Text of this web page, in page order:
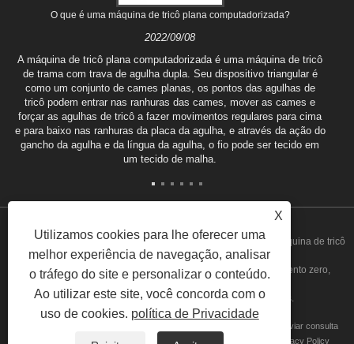
O que é uma máquina de tricô plana computadorizada?
2022/09/08
A máquina de tricô plana computadorizada é uma máquina de tricô
de trama com trava de agulha dupla. Seu dispositivo triangular é
como um conjunto de cames planas, os pontos das agulhas de
tricô podem entrar nas ranhuras das cames, mover as cames e
forçar as agulhas de tricô a fazer movimentos regulares para cima
e para baixo nas ranhuras da placa da agulha, e através da ação do
gancho da agulha e da língua da agulha, o fio pode ser tecido em
um tecido de malha.
Copyright © 2022 Tongxiang Qianglong Machinery Co., Ltd. - Máquina de tricô
plana computadorizada, sistema de pente de fio com acabamento zero,
alimentador motorizado - todos os direitos reservados.
Enviar consulta
links RSS Privacy Policy
X
Utilizamos cookies para lhe oferecer uma
melhor experiência de navegação, analisar
o tráfego do site e personalizar o conteúdo.
Ao utilizar este site, você concorda com o
uso de cookies. política de Privacidade